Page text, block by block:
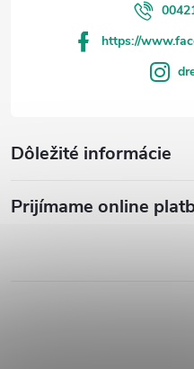
https://
Dôležité informácie
Prijímame online